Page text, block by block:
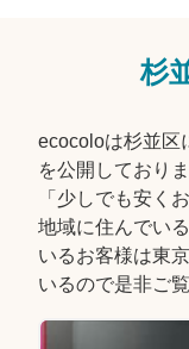
杉
ecocoloは杉並区
を公開しており
「少しでも安く
地域に住んでい
いるお客様は東
いるので是非ご